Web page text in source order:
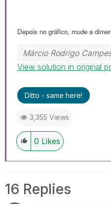
Depois no gráfico, mude a
Márcio Rodrigo
View solution in original
Ditto - same here!
3,355 Views
0 Likes
16 Replies